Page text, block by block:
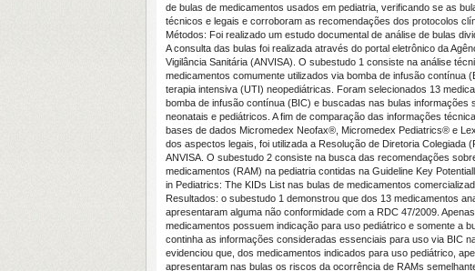
de bulas de medicamentos usados em pediatria, verificando se as
técnicos e legais e corroboram as recomendações dos protocolos
Métodos: Foi realizado um estudo documental de análise de bulas
A consulta das bulas foi realizada através do portal eletrônico da
Vigilância Sanitária (ANVISA). O subestudo 1 consiste na análise
medicamentos comumente utilizados via bomba de infusão contínua
terapia intensiva (UTI) neopediátricas. Foram selecionados 13
bomba de infusão contínua (BIC) e buscadas nas bulas informações
neonatais e pediátricos. A fim de comparação das informações
bases de dados Micromedex Neofax®, Micromedex Pediatrics® e
dos aspectos legais, foi utilizada a Resolução de Diretoria Colegiada
ANVISA. O subestudo 2 consiste na busca das recomendações
medicamentos (RAM) na pediatria contidas na Guideline Key
in Pediatrics: The KIDs List nas bulas de medicamentos
Resultados: o subestudo 1 demonstrou que dos 13 medicamentos
apresentaram alguma não conformidade com a RDC 47/2009.
medicamentos possuem indicação para uso pediátrico e somente a
continha as informações consideradas essenciais para uso via BIC
evidenciou que, dos medicamentos indicados para uso pediátrico,
apresentaram nas bulas os riscos da ocorrência de RAMs